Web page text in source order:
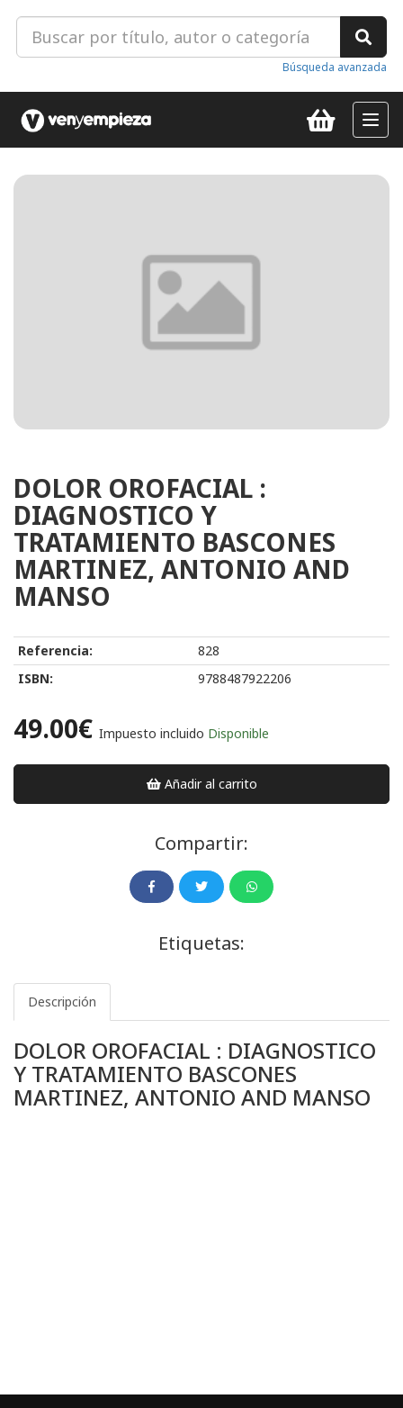
Búsqueda avanzada
DOLOR OROFACIAL :
DIAGNOSTICO Y
TRATAMIENTO BASCONES
MARTINEZ, ANTONIO AND
MANSO
Referencia:
828
ISBN:
9788487922206
49.00€ Impuesto incluido Disponible
Añadir al carrito
Compartir:
Etiquetas:
Descripción
DOLOR OROFACIAL : DIAGNOSTICO
Y TRATAMIENTO BASCONES
MARTINEZ, ANTONIO AND MANSO